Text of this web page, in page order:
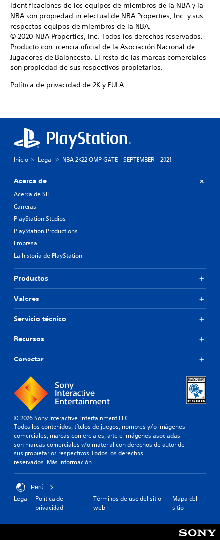
identificaciones de los equipos de miembros de la NBA y la
NBA son propiedad intelectual de NBA Properties, Inc. y sus
respectos equipos de miembros de la NBA.
© 2020 NBA Properties, Inc. Todos los derechos reservados.
Producto con licencia oficial de la Asociación Nacional de
Jugadores de Baloncesto. El resto de las marcas comerciales
son propiedad de sus respectivos propietarios.
Política de privacidad de 2K y EULA
Inicio Legal NBA 2K22 OMP GATE - SEPTEMBER – 2021
Acerca de
Acerca de SIE
Carreras
PlayStation Studios
PlayStation Productions
Empresa
La historia de PlayStation
Productos
Valores
Servicio técnico
Recursos
Conectar
© 2026 Sony Interactive Entertainment LLC
Todos los contenidos, títulos de juegos, nombres y/o imágenes
comerciales, marcas comerciales, arte e imágenes asociadas
son marcas comerciales y/o material con derechos de autor de
sus propietarios respectivos.Todos los derechos
reservados. Más información
Perú
Legal
Política de
privacidad
Términos de uso del sitio
web
Mapa del
sitio